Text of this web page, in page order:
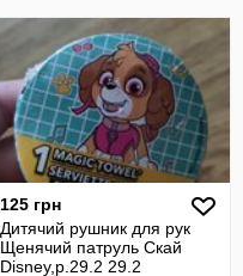
125 грн
Дитячий рушник для рук
Щенячий патруль Скай
Disney,р.29.2 29.2